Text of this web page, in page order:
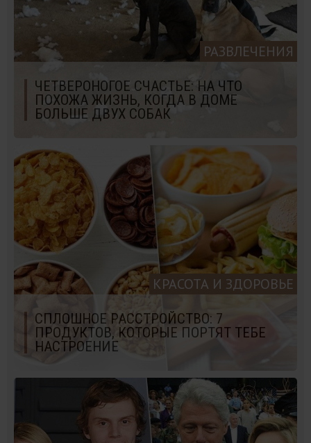
РАЗВЛЕЧЕНИЯ
ЧЕТВЕРОНОГОЕ СЧАСТЬЕ: НА ЧТО
ПОХОЖА ЖИЗНЬ, КОГДА В ДОМЕ
БОЛЬШЕ ДВУХ СОБАК
КРАСОТА И ЗДОРОВЬЕ
СПЛОШНОЕ РАССТРОЙСТВО: 7
ПРОДУКТОВ, КОТОРЫЕ ПОРТЯТ ТЕБЕ
НАСТРОЕНИЕ